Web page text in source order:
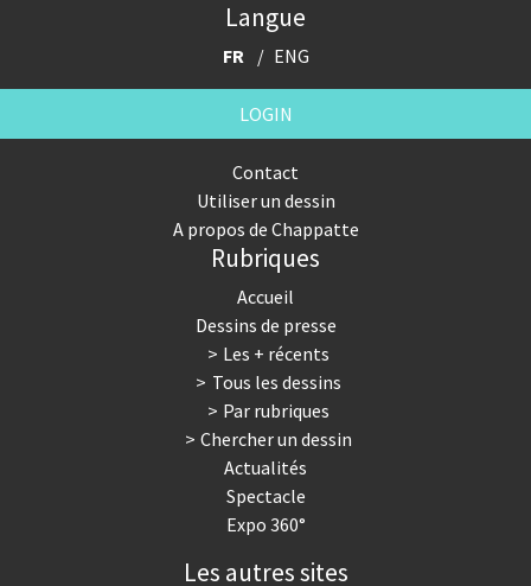
Langue
FR ENG
LOGIN
Contact
Utiliser un dessin
A propos de Chappatte
Rubriques
Accueil
Dessins de presse
Les + récents
Tous les dessins
Par rubriques
Chercher un dessin
Actualités
Spectacle
Expo 360°
Les autres sites